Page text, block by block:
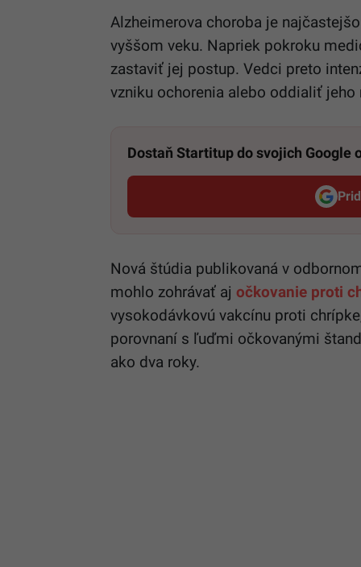
Alzheimerova choroba je
vyššom veku. Napriek pokroku
zastaviť jej postup. Vedci preto
vzniku ochorenia alebo oddialiť jeho
Dostaň Startitup do svojich Google
Nová štúdia publikovaná v
mohlo zohrávať aj očkovanie proti
vysokodávkovú vakcínu proti
porovnaní s ľuďmi očkovanými
ako dva roky.